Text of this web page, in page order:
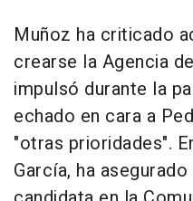
Muñoz ha criticado
crearse la Agencia
impulsó durante la
echado en cara a
"otras prioridades".
García, ha